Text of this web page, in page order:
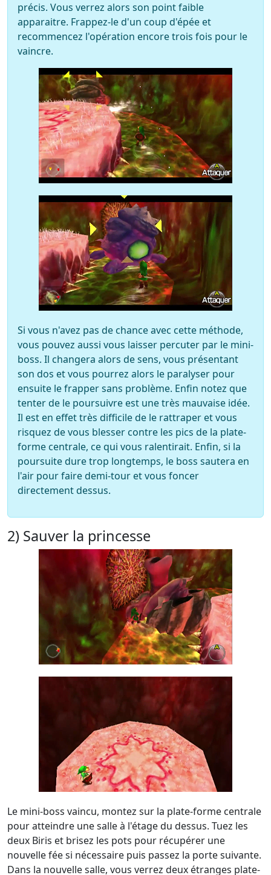
précis. Vous verrez alors son point faible
apparaitre. Frappez-le d'un coup d'épée et
recommencez l'opération encore trois fois pour le
vaincre.
Si vous n'avez pas de chance avec cette méthode,
vous pouvez aussi vous laisser percuter par le mini-
boss. Il changera alors de sens, vous présentant
son dos et vous pourrez alors le paralyser pour
ensuite le frapper sans problème. Enfin notez que
tenter de le poursuivre est une très mauvaise idée.
Il est en effet très difficile de le rattraper et vous
risquez de vous blesser contre les pics de la plate-
forme centrale, ce qui vous ralentirait. Enfin, si la
poursuite dure trop longtemps, le boss sautera en
l'air pour faire demi-tour et vous foncer
directement dessus.
2) Sauver la princesse
Le mini-boss vaincu, montez sur la plate-forme centrale
pour atteindre une salle à l'étage du dessus. Tuez les
deux Biris et brisez les pots pour récupérer une
nouvelle fée si nécessaire puis passez la porte suivante.
Dans la nouvelle salle, vous verrez deux étranges plate-